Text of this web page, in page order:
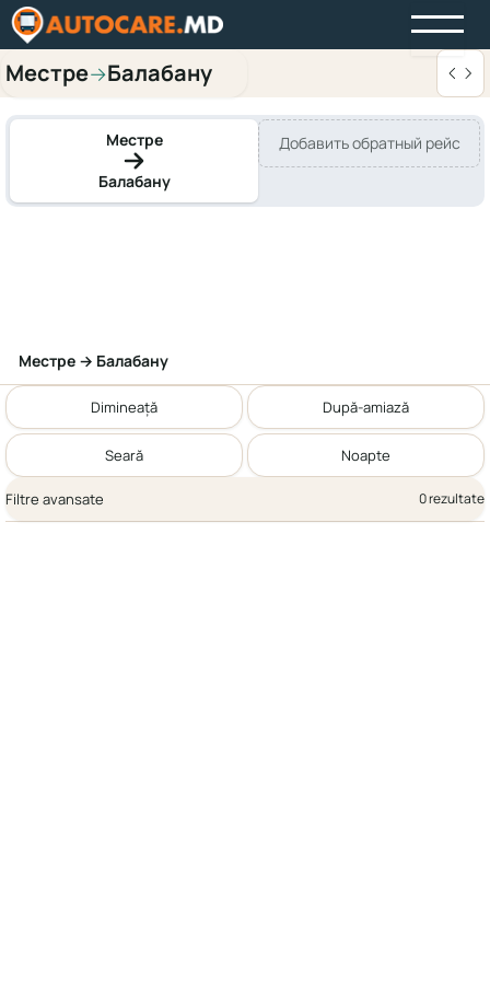
Местре→Балабану
Местре
Балабану
Добавить обратный рейс
Местре → Балабану
Dimineață După-amiază
Seară Noapte
Filtre avansate 0 rezultate